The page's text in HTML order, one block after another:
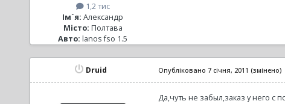
1,2 тис
Ім`я: Александр
Місто: Полтава
Авто: lanos fso 1.5
Druid Опубліковано 7 січня, 2011 (змінено)
Да,чуть не забыл,заказ у него